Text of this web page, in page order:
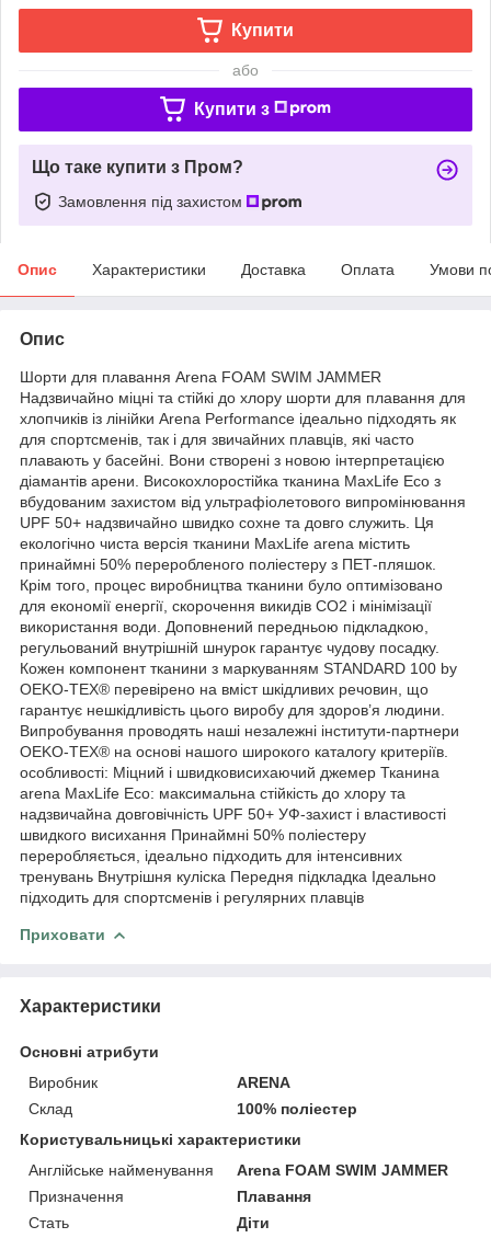
Купити
або
Купити з
Що таке купити з Пром?
Замовлення під захистом
Опис Характеристики Доставка Оплата Умови
Опис
Шорти для плавання Arena FOAM SWIM JAMMER
Надзвичайно міцні та стійкі до хлору шорти для плавання для
хлопчиків із лінійки Arena Performance ідеально підходять як
для спортсменів, так і для звичайних плавців, які часто
плавають у басейні. Вони створені з новою інтерпретацією
діамантів арени. Високохлоростійка тканина MaxLife Eco з
вбудованим захистом від ультрафіолетового випромінювання
UPF 50+ надзвичайно швидко сохне та довго служить. Ця
екологічно чиста версія тканини MaxLife arena містить
принаймні 50% переробленого поліестеру з ПЕТ-пляшок.
Крім того, процес виробництва тканини було оптимізовано
для економії енергії, скорочення викидів CO2 і мінімізації
використання води. Доповнений передньою підкладкою,
регульований внутрішній шнурок гарантує чудову посадку.
Кожен компонент тканини з маркуванням STANDARD 100 by
OEKO-TEX® перевірено на вміст шкідливих речовин, що
гарантує нешкідливість цього виробу для здоров’я людини.
Випробування проводять наші незалежні інститути-партнери
OEKO-TEX® на основі нашого широкого каталогу критеріїв.
особливості: Міцний і швидковисихаючий джемер Тканина
arena MaxLife Eco: максимальна стійкість до хлору та
надзвичайна довговічність UPF 50+ УФ-захист і властивості
швидкого висихання Принаймні 50% поліестеру
переробляється, ідеально підходить для інтенсивних
тренувань Внутрішня куліска Передня підкладка Ідеально
підходить для спортсменів і регулярних плавців
Приховати
Характеристики
Основні атрибути
Виробник
ARENA
Склад
100% поліестер
Користувальницькі характеристики
Англійське найменування
Arena FOAM SWIM JAMMER
Призначення
Плавання
Стать
Діти